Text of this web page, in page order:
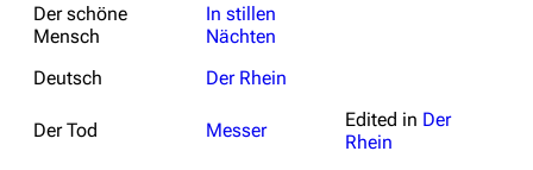
Der schöne
Mensch
In stillen
Nächten
Deutsch
Der Rhein
Der Tod Messer Edited in Der
Rhein